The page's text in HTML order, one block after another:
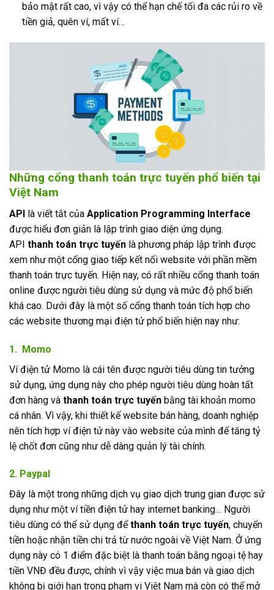
bảo mật rất cao, vì vậy có thể hạn chế tối đa các rủi ro về
tiền giả, quên ví, mất ví…
Những cổng thanh toán trực tuyến phổ biến tại
Việt Nam
API là viết tắt của Application Programming Interface
được hiểu đơn giản là lập trình giao diện ứng dụng.
API thanh toán trực tuyến là phương pháp lập trình được
xem như một cổng giao tiếp kết nối website với phần mềm
thanh toán trực tuyến. Hiện nay, có rất nhiều cổng thanh toán
online được người tiêu dùng sử dụng và mức độ phổ biến
khá cao. Dưới đây là một số cổng thanh toán tích hợp cho
các website thương mại điện tử phổ biến hiện nay như:
1. Momo
Ví điện tử Momo là cái tên được người tiêu dùng tin tưởng
sử dụng, ứng dụng này cho phép người tiêu dùng hoàn tất
đơn hàng và thanh toán trực tuyến bằng tài khoản momo
cá nhân. Vì vậy, khi thiết kế website bán hàng, doanh nghiệp
nên tích hợp ví điện tử này vào website của mình để tăng tỷ
lệ chốt đơn cũng như dễ dàng quản lý tài chính.
2. Paypal
Đây là một trong những dịch vụ giao dịch trung gian được sử
dụng như một ví tiền điện tử hay internet banking… Người
tiêu dùng có thể sử dụng đểthanh toán trực tuyến, chuyển
tiền hoặc nhận tiền chi trả từ nước ngoài về Việt Nam. Ở ứng
dụng này có 1 điểm đặc biệt là thanh toán bằng ngoại tệ hay
tiền VNĐ đều được, chính vì vậy việc mua bán và giao dịch
không bị giới hạn trong phạm vi Việt Nam mà còn có thể mở